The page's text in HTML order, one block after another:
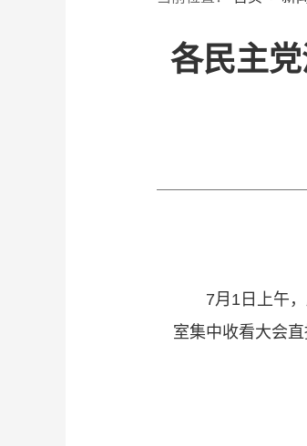
各民主
7月1日上午
室集中收看大会直